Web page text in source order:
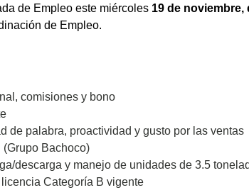
de Empleo este miércoles 19 de noviembre,
de Empleo.
comisiones y bono
de palabra, proactividad y gusto por las ventas
Bachoco)
descarga y manejo de unidades de 3.5
Categoría B vigente